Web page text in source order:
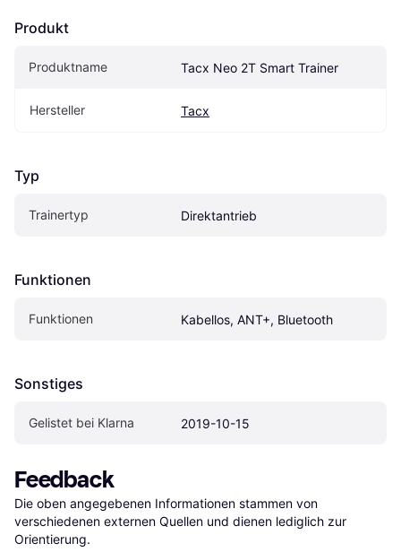
Produkt
Produktname Tacx Neo 2T Smart Trainer
Hersteller Tacx
Typ
Trainertyp Direktantrieb
Funktionen
Funktionen Kabellos, ANT+, Bluetooth
Sonstiges
Gelistet bei Klarna 2019-10-15
Feedback
Die oben angegebenen Informationen stammen von
verschiedenen externen Quellen und dienen lediglich zur
Orientierung.